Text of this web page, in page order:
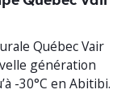
Québec Vair
génération
-30°C en Abitibi.